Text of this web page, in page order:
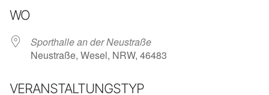
WO
Sporthalle an der Neustraße
Neustraße, Wesel, NRW, 46483
VERANSTALTUNGSTYP